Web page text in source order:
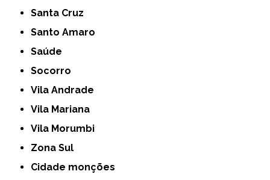
Santa Cruz
Santo Amaro
Saúde
Socorro
Vila Andrade
Vila Mariana
Vila Morumbi
Zona Sul
cidade monções